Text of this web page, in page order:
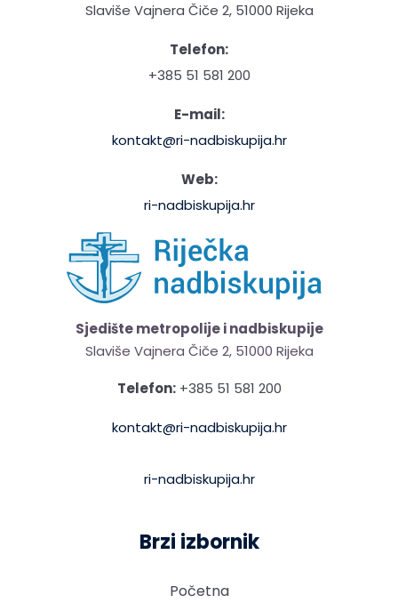
Slaviše Vajnera Čiče 2, 51000 Rijeka
Telefon:
+385 51 581 200
E-mail:
kontakt@ri-nadbiskupija.hr
Web:
ri-nadbiskupija.hr
Sjedište metropolije i nadbiskupije
Slaviše Vajnera Čiče 2, 51000 Rijeka
Telefon:+385 51 581 200
kontakt@ri-nadbiskupija.hr
ri-nadbiskupija.hr
Brzi izbornik
Početna